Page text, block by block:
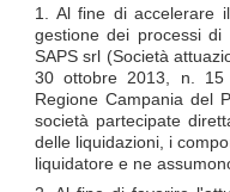
1. Al fine di accelerare
gestione dei processi
SAPS srl (Società
30 ottobre 2013, n. 15
Regione Campania del
società partecipate
delle liquidazioni, i
liquidatore e ne